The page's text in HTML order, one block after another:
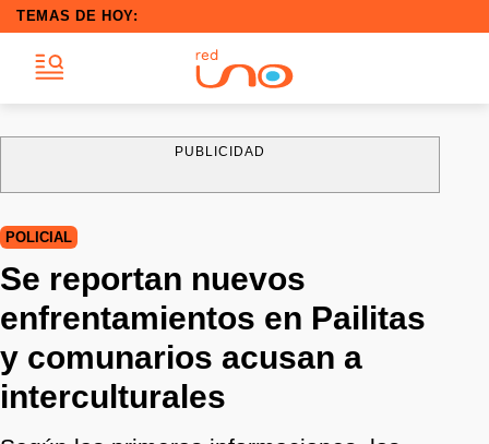
TEMAS DE HOY:
PUBLICIDAD
POLICIAL
Se reportan nuevos
enfrentamientos en Pailitas
y comunarios acusan a
interculturales